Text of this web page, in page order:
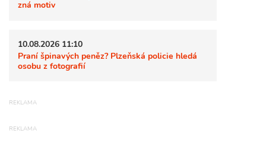
zná motiv
10.08.2026 11:10
Praní špinavých peněz? Plzeňská policie hledá
osobu z fotografií